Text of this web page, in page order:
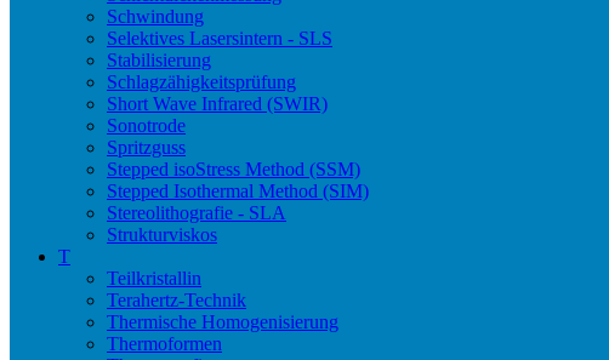
Schwindung
Selektives Lasersintern - SLS
Stabilisierung
Schlagzähigkeitsprüfung
Short Wave Infrared (SWIR)
Sonotrode
Spritzguss
Stepped isoStress Method (SSM)
Stepped Isothermal Method (SIM)
Stereolithografie - SLA
Strukturviskos
T
Teilkristallin
Terahertz-Technik
Thermische Homogenisierung
Thermoformen